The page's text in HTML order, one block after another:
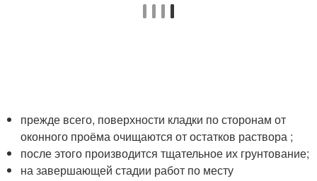
прежде всего, поверхности кладки по сторонам от
оконного проёма очищаются от остатков раствора ;
после этого производится тщательное их грунтование;
на завершающей стадии работ по месту